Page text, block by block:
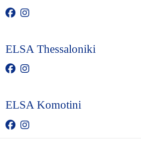
ELSA Thessaloniki
ELSA Komotini